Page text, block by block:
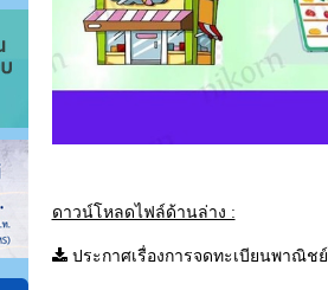
ดาวน์โหลดไฟล์ด้านล่าง :
ประกาศเรื่องการจดทะเบียนพาณิชย์